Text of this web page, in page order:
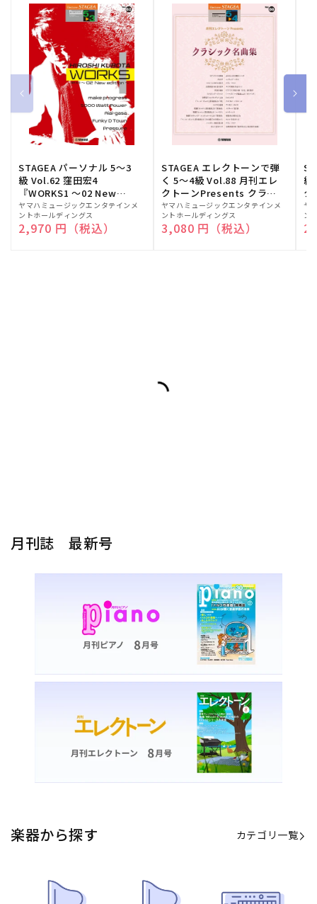
STAGEA パーソナル 5～3
級 Vol.62 窪田宏4
『WORKS1 ～02 New
edition～』
販
売
元:
ヤマハミュージックエンタテインメ
ントホールディングス
通常価格
2,970 円（税込）
STAGEA エレクトーンで弾
く 5～4級 Vol.88 月刊エレ
クトーンPresents クラシ
ック名曲集
販
売
元:
ヤマハミュージックエンタテインメ
ントホールディングス
通常価格
3,080 円（税込）
級
ク
販
売
元:
ヤ
ン
カテゴリ一覧